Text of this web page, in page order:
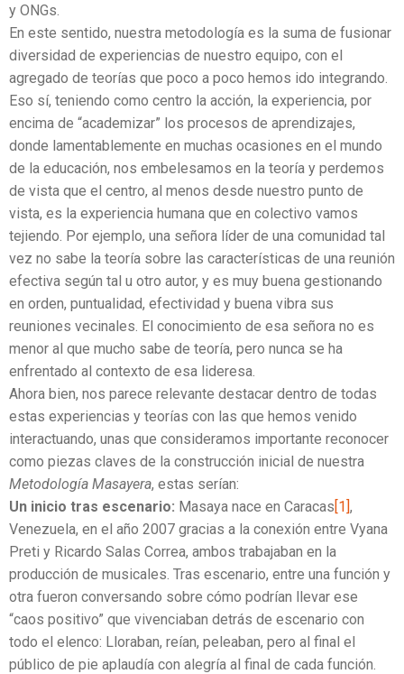
y ONGs.
En este sentido, nuestra metodología es la suma de fusionar
diversidad de experiencias de nuestro equipo, con el
agregado de teorías que poco a poco hemos ido integrando.
Eso sí, teniendo como centro la acción, la experiencia, por
encima de “academizar” los procesos de aprendizajes,
donde lamentablemente en muchas ocasiones en el mundo
de la educación, nos embelesamos en la teoría y perdemos
de vista que el centro, al menos desde nuestro punto de
vista, es la experiencia humana que en colectivo vamos
tejiendo. Por ejemplo, una señora líder de una comunidad tal
vez no sabe la teoría sobre las características de una reunión
efectiva según tal u otro autor, y es muy buena gestionando
en orden, puntualidad, efectividad y buena vibra sus
reuniones vecinales. El conocimiento de esa señora no es
menor al que mucho sabe de teoría, pero nunca se ha
enfrentado al contexto de esa lideresa.
Ahora bien, nos parece relevante destacar dentro de todas
estas experiencias y teorías con las que hemos venido
interactuando, unas que consideramos importante reconocer
como piezas claves de la construcción inicial de nuestra
Metodología Masayera, estas serían:
Un inicio tras escenario: Masaya nace en Caracas[1],
Venezuela, en el año 2007 gracias a la conexión entre Vyana
Preti y Ricardo Salas Correa, ambos trabajaban en la
producción de musicales. Tras escenario, entre una función y
otra fueron conversando sobre cómo podrían llevar ese
“caos positivo” que vivenciaban detrás de escenario con
todo el elenco: Lloraban, reían, peleaban, pero al final el
público de pie aplaudía con alegría al final de cada función.